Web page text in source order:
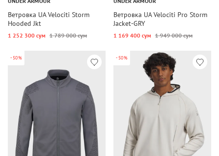
Ветровка UA Velociti Storm
Hooded Jkt
1 252 300 сум 1 789 000 сум
Ветровка UA Velociti Pro Storm
Jacket-GRY
1 169 400 сум 1 949 000 сум
-50% -50%